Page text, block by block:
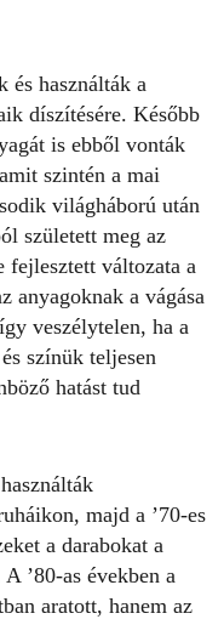
és használták a
díszítésére. Később
is ebből vonták
szintén a mai
világháború után
született meg az
változata a
anyagoknak a vágása
veszélytelen, ha a
színük teljesen
hatást tud
majd a ’70-es
a darabokat a
’80-as években a
aratott, hanem az